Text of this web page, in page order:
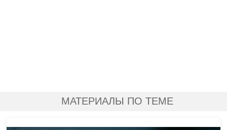
МАТЕРИАЛЫ ПО ТЕМЕ